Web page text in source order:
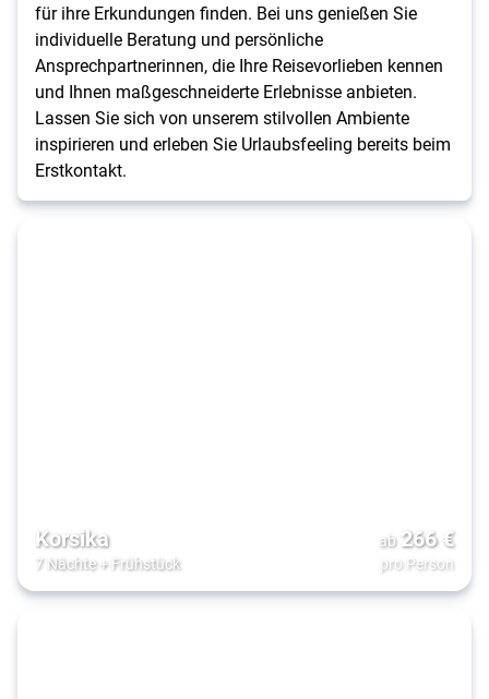
für ihre Erkundungen finden. Bei uns genießen Sie
individuelle Beratung und persönliche
Ansprechpartnerinnen, die Ihre Reisevorlieben kennen
und Ihnen maßgeschneiderte Erlebnisse anbieten.
Lassen Sie sich von unserem stilvollen Ambiente
inspirieren und erleben Sie Urlaubsfeeling bereits beim
Erstkontakt.
Korsika
7 Nächte+ Frühstück
ab 266€
pro Person